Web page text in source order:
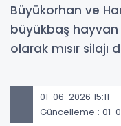
Büyükorhan ve
büyükbaş
olarak mısır silajı
01-06-2026 15:11
Güncelleme : 01-